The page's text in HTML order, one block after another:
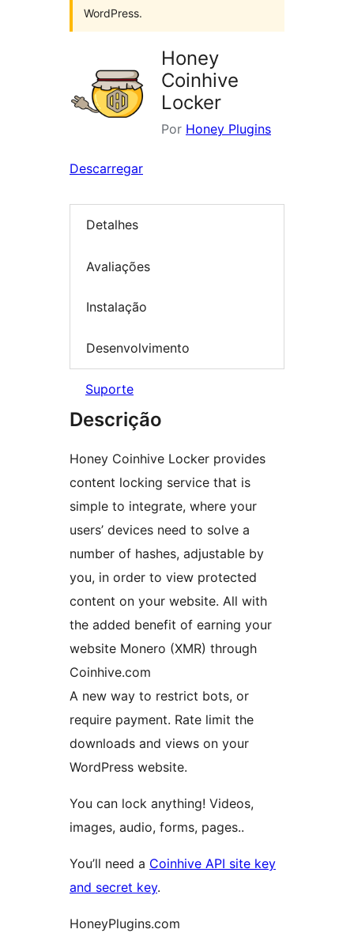
WordPress.
Honey
Coinhive
Locker
Por Honey Plugins
Descarregar
Detalhes
Avaliações
Instalação
Desenvolvimento
Suporte
Descrição
Honey Coinhive Locker provides
content locking service that is
simple to integrate, where your
users’ devices need to solve a
number of hashes, adjustable by
you, in order to view protected
content on your website. All with
the added benefit of earning your
website Monero (XMR) through
Coinhive.com
A new way to restrict bots, or
require payment. Rate limit the
downloads and views on your
WordPress website.
You can lock anything! Videos,
images, audio, forms, pages..
You’ll need a Coinhive API site key
and secret key.
HoneyPlugins.com